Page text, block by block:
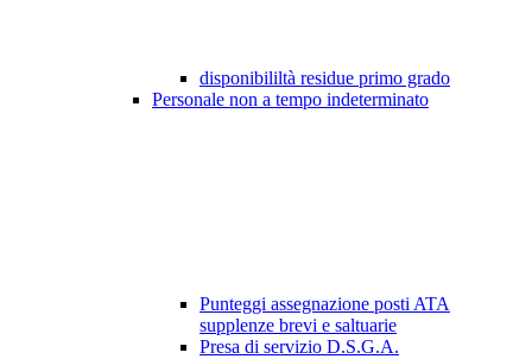
disponibililtà residue primo grado
Personale non a tempo indeterminato
Punteggi assegnazione posti ATA
supplenze brevi e saltuarie
Presa di servizio D.S.G.A.